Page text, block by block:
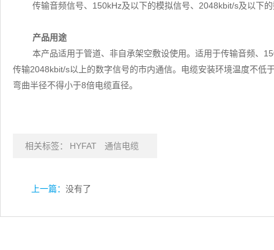
传输音频信号、150kHz及以下的模拟信号、2048kbit/s及以下
产品用途
本产品适用于管道、非自承架空敷设使用。适用于传输音频、
传输2048kbit/s以上的数字信号的市内通信。电缆安装环境温度不
弯曲半径不得小于8倍电缆直径。
相关标签： HYFAT 通信电缆
上一篇： 没有了